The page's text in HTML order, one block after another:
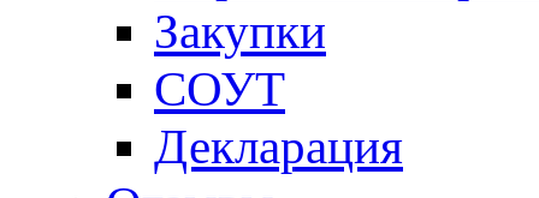
Закупки
СОУТ
Декларация